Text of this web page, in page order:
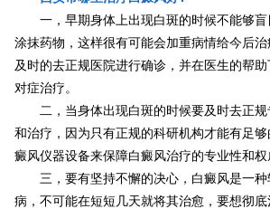
一，早期身体上出现白斑的时候不能够
涂抹药物，这样很有可能会加重病情给今后
及时的去正规医院进行确诊，并在医生的帮
对症治疗。
二，当身体出现白斑的时候要及时去正
和治疗，因为只有正规的科研机构才能有足
癜风仪器设备来保障白癜风治疗的专业性和权
三，要有坚持不懈的决心，白癜风是一
病，不可能在短短几天就将其治愈，要想彻